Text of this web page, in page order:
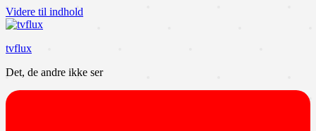
Videre til indhold
tvflux
Det, de andre ikke ser